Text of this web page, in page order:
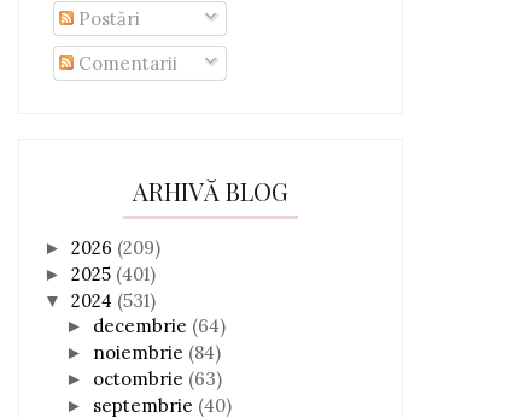
Postări
Comentarii
ARHIVĂ BLOG
► 2026 (209)
► 2025 (401)
▼ 2024 (531)
► decembrie (64)
► noiembrie (84)
► octombrie (63)
► septembrie (40)